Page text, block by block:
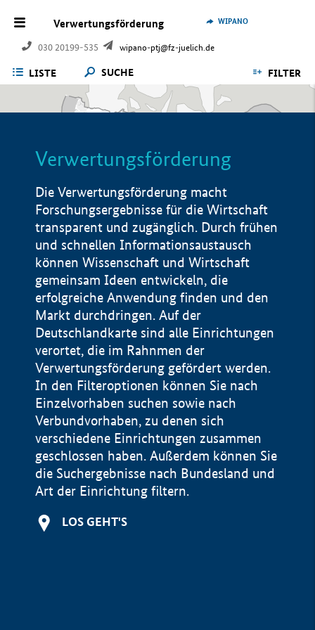
Verwertungsförderung
030 20199-535 wipano-ptj@fz-juelich.de
WIPANO
LISTE SUCHE FILTER
Verwertungsförderung
Die Verwertungsförderung macht
Forschungsergebnisse für die Wirtschaft
transparent und zugänglich. Durch frühen
und schnellen Informationsaustausch
können Wissenschaft und Wirtschaft
gemeinsam Ideen entwickeln, die
erfolgreiche Anwendung finden und den
Markt durchdringen. Auf der
Deutschlandkarte sind alle Einrichtungen
verortet, die im Rahnmen der
Verwertungsförderung gefördert werden.
In den Filteroptionen können Sie nach
Einzelvorhaben suchen sowie nach
Verbundvorhaben, zu denen sich
verschiedene Einrichtungen zusammen
geschlossen haben. Außerdem können Sie
die Suchergebnisse nach Bundesland und
Art der Einrichtung filtern.
LOS GEHT'S